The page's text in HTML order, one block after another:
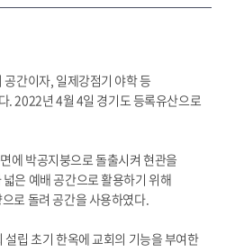
간이자, 일제강점기 야학 등
. 2022년 4월 4일 경기도 등록유산으로
에 박공지붕으로 돌출시켜 현관을
은 예배 공간으로 활용하기 위해
로 돌려 공간을 사용하였다.
립 초기 한옥에 교회의 기능을 부여한